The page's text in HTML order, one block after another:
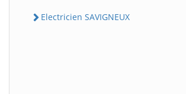
Electricien SAVIGNEUX